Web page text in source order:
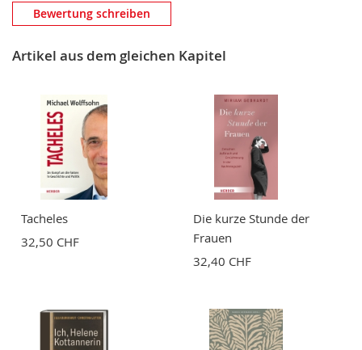
Eigene Bewertung schreiben
Nickname
Zusammenfassung
Bewertung
Bewertung schreiben
Artikel aus dem gleichen Kapitel
Tacheles
32,50 CHF
Die kurze Stunde der
Frauen
32,40 CHF